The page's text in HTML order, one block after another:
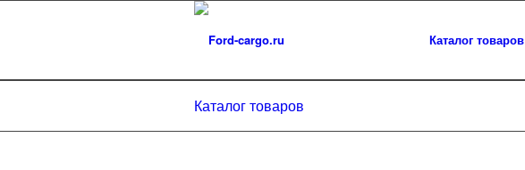
Каталог товаров
Каталог товаров